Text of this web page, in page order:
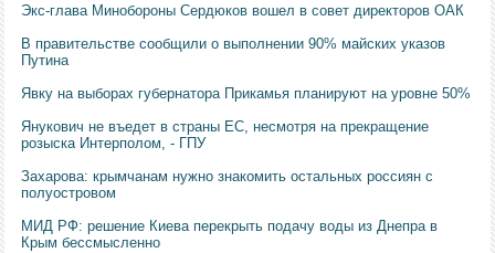
Экс-глава Минобороны Сердюков вошел в совет директоров ОАК
В правительстве сообщили о выполнении 90% майских указов
Путина
Явку на выборах губернатора Прикамья планируют на уровне 50%
Янукович не въедет в страны ЕС, несмотря на прекращение
розыска Интерполом, - ГПУ
Захарова: крымчанам нужно знакомить остальных россиян с
полуостровом
МИД РФ: решение Киева перекрыть подачу воды из Днепра в
Крым бессмысленно